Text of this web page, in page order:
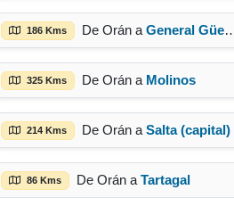
186 Kms De Orán a General Güemes
325 Kms De Orán a Molinos
214 Kms De Orán a Salta (capital)
86 Kms De Orán a Tartagal